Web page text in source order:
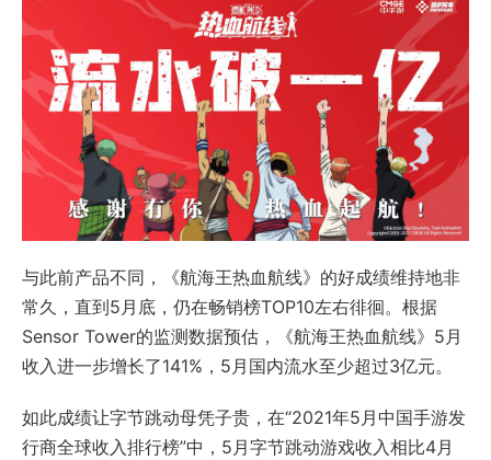
与此前产品不同，《航海王热血航线》的好成绩维持地非
常久，直到5月底，仍在畅销榜TOP10左右徘徊。根据
Sensor Tower的监测数据预估，《航海王热血航线》5月
收入进一步增长了141%，5月国内流水至少超过3亿元。
如此成绩让字节跳动母凭子贵，在“2021年5月中国手游发
行商全球收入排行榜”中，5月字节跳动游戏收入相比4月